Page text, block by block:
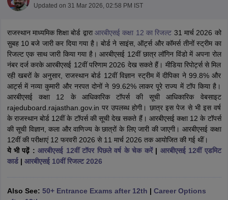
Time Table 2026
12th Supplementary Result 2026
TN 11th Arrear Result 2026
TN
CBSE 10th Second Board Result Marksheet 2026
CBSE Second
HS Result 2026
CBSE Class 12 Result Link 2026
Punjab
CBSE 10th Science Question Paper 2026 Second Exam CBSE 10th
Question Paper 2026 TS Inter Supplementary Question
SSLCKarnataka SSLC Goa Board SSC PSEB 10th
Exam
MP Board 12thUK Board 12th Goa Board HSSC PSEB 12th
Public School Admissions
Navyug School AdmissionMGGS School
Schools in Jaipur Schools in Lucknow Schools in Gurgaon Schools
Schools in Punjab
Schools in Bihar
Medium Schools in India
Gujarati Medium Schools in India
Army Public Schools in India
HBSE 12th SyllabusHPBOSE 12th SyllabusNBSE HSSLC
Class 12 Question PapersHBSE 12th Question PapersGSEB
Updated on 31 Mar 2026, 02:58 PM IST
राजस्थान माध्यमिक शिक्षा बोर्ड द्वाराआरबीएसई कक्षा 12 का रिजल्ट 31 मार्च 2026 को
सुबह 10 बजे जारी कर दिया गया है। बोर्ड ने साइंस, ऑर्ट्स और कॉमर्स तीनों स्ट्रीम का
रिजल्ट एक साथ जारी किया गया है। आरबीएसई 12वीं छात्र लॉगिन विंडो में अपना रोल
नंबर दर्ज करके आरबीएसई 12वीं परिणाम 2026 देख सकते हैं। मीडिया रिपोर्ट्स से मिल
रही खबरों के अनुसार, राजस्थान बोर्ड 12वीं विज्ञान स्ट्रीम में दीपिका ने 99.8% और
आर्ट्स में नव्या कुमारी और नरपत दोनों ने 99.62% लाकर पूरे राज्य में टॉप किया है।
आरबीएसई कक्षा 12 के आधिकारिक टॉपर्स की सूची आधिकारिक वेबसाइट
rajeduboard.rajasthan.gov.in पर उपलब्ध होगी। छात्र इस पेज से भी इस वर्ष
के राजस्थान बोर्ड 12वीं के टॉपर्स की सूची देख सकते हैं। आरबीएसई कक्षा 12 के टॉपर्स
की सूची विज्ञान, कला और वाणिज्य के छात्रों के लिए जारी की जाएगी। आरबीएसई कक्षा
12वीं की परीक्षाएं 12 फरवरी 2026 से 11 मार्च 2026 तक आयोजित की गई थीं।
ये भी पढ़ें :आरबीएसई 12वीं टॉपर पिछले वर्ष के चेक करें| आरबीएसई 12वीं एडमिट
कार्ड| आरबीएसई 10वीं रिजल्ट 2026
Also See: 50+ Entrance Exams after 12th | Career Options